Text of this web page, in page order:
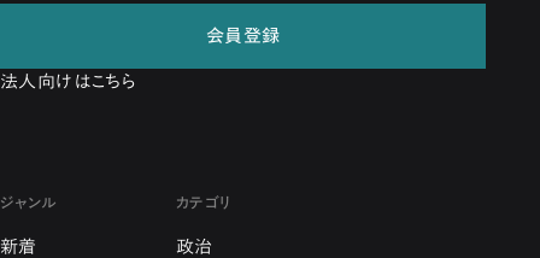
会員登録
法人向けはこちら
ジャンル
新着
カテゴリ
政治